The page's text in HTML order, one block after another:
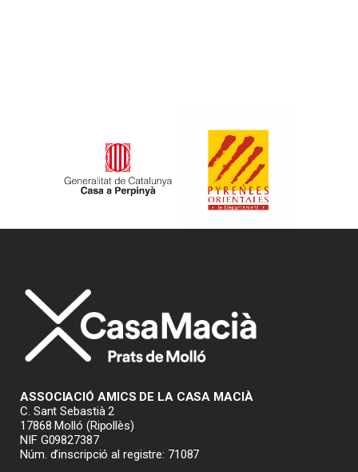
ASSOCIACIÓ AMICS DE LA CASA MACIÀ
C. Sant Sebastià 2
17868 Molló (Ripollès)
NIF G09827387
Núm. d’inscripció al registre: 71087